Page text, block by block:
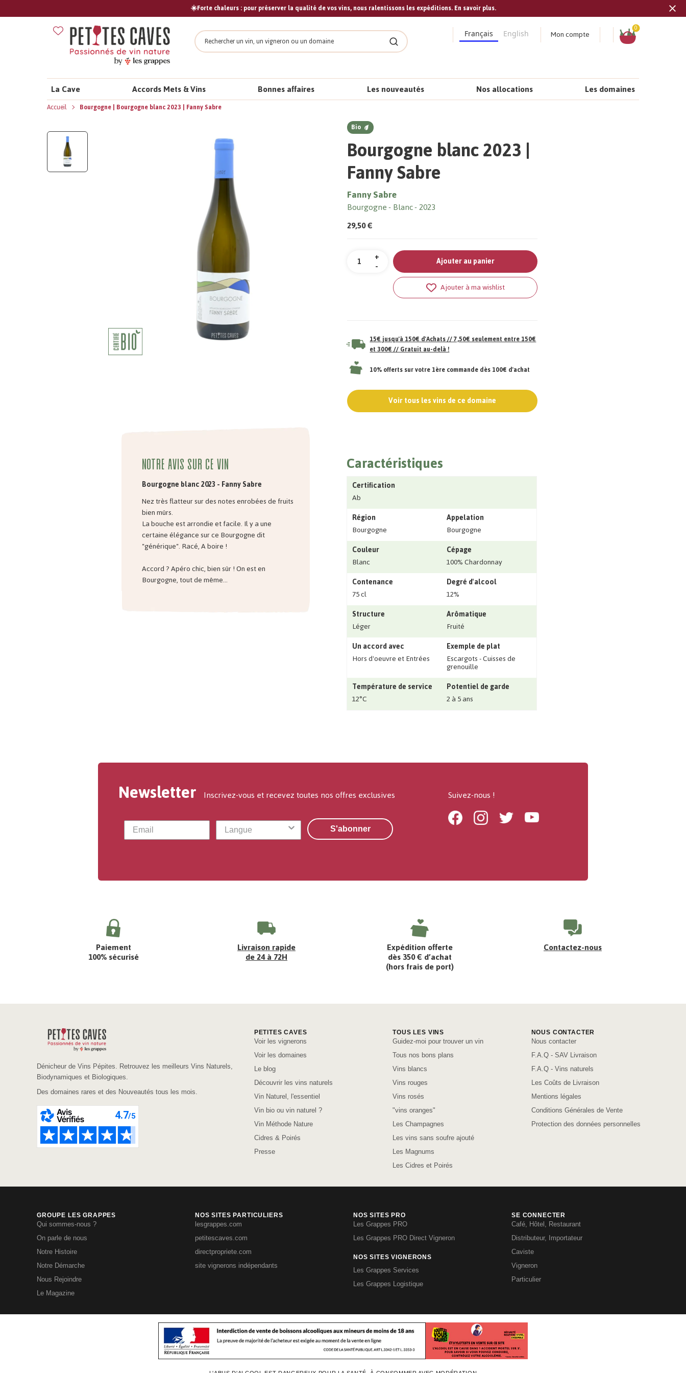
☀️Forte chaleurs : pour préserver la qualité de vos vins, nous ralentissons les expéditions. En savoir plus.
Rechercher
Rechercher
Français English Mon compte
Panier
0
La Cave Accords Mets & Vins Bonnes affaires Les nouveautés Nos allocations Les domaines
Accueil
Bourgogne | Bourgogne blanc 2023 | Fanny Sabre
Bio
Bourgogne blanc 2023 |
Fanny Sabre
Fanny Sabre
Bourgogne Blanc 2023
29,50 €
Quantité +
-
Ajouter au panier
Ajouter à ma wishlist
15€ jusqu'à 150€ d'Achats // 7,50€ seulement entre 150€
et 300€ // Gratuit au-delà !
10% offerts sur votre 1ère commande dès 100€ d'achat
Voir tous les vins de ce domaine
Notre avis sur ce vin
Bourgogne blanc 2023 - Fanny Sabre
Nez très flatteur sur des notes enrobées de fruits
bien mûrs.
La bouche est arrondie et facile. Il y a une
certaine élégance sur ce Bourgogne dit
"générique". Racé, A boire !
Accord ? Apéro chic, bien sûr ! On est en
Bourgogne, tout de même...
Caractéristiques
Certification
Ab
Région
Bourgogne
Appelation
Bourgogne
Couleur
Blanc
Cépage
100% Chardonnay
Contenance
75 cl
Degré d'alcool
12%
Structure
Léger
Arômatique
Fruité
Un accord avec
Hors d'oeuvre et Entrées
Exemple de plat
Escargots - Cuisses de
grenouille
Température de service
12°C
Potentiel de garde
2 à 5 ans
Newsletter Inscrivez-vous et recevez toutes nos offres exclusives
S'abonner
Suivez-nous !
FacebookInstagramTwitter Youtube
Paiement
100% sécurisé
Livraison rapide
de 24 à 72H
Expédition offerte
dès 350 € d’achat
(hors frais de port)
Contactez-nous
Dénicheur de Vins Pépites. Retrouvez les meilleurs Vins Naturels,
Biodynamiques et Biologiques.
Des domaines rares et des Nouveautés tous les mois.
PETITES CAVES
Voir les vignerons
Voir les domaines
Le blog
Découvrir les vins naturels
Vin Naturel, l'essentiel
Vin bio ou vin naturel ?
Vin Méthode Nature
Cidres & Poirés
Presse
TOUS LES VINS
Guidez-moi pour trouver un vin
Tous nos bons plans
Vins blancs
Vins rouges
Vins rosés
"vins oranges"
Les Champagnes
Les vins sans soufre ajouté
Les Magnums
Les Cidres et Poirés
NOUS CONTACTER
Nous contacter
F.A.Q - SAV Livraison
F.A.Q - Vins naturels
Les Coûts de Livraison
Mentions légales
Conditions Générales de Vente
Protection des données personnelles
GROUPE LES GRAPPES
Qui sommes-nous ?
On parle de nous
Notre Histoire
Notre Démarche
Nous Rejoindre
Le Magazine
NOS SITES PARTICULIERS
lesgrappes.com
petitescaves.com
directpropriete.com
site vignerons indépendants
NOS SITES PRO
Les Grappes PRO
Les Grappes PRO Direct Vigneron
NOS SITES VIGNERONS
Les Grappes Services
Les Grappes Logistique
SE CONNECTER
Café, Hôtel, Restaurant
Distributeur, Importateur
Caviste
Vigneron
Particulier